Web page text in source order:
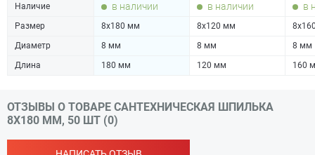
Наличие в наличии в наличии в
Размер 8х180 мм 8х120 мм
Диаметр
8 мм 8 мм
8 мм
Длина
180 мм 120 мм 160
ОТЗЫВЫ О ТОВАРЕ САНТЕХНИЧЕСКАЯ ШПИЛЬКА
8Х180 ММ, 50 ШТ (0)